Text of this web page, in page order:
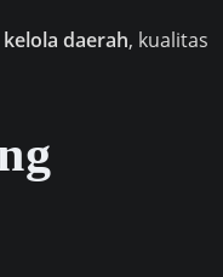
daerah, kualitas